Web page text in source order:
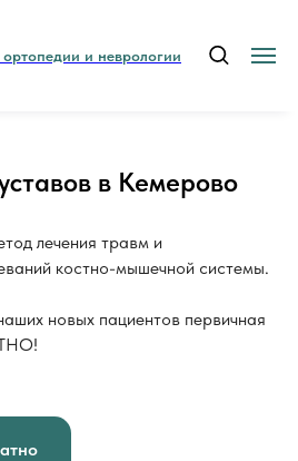
и неврологии
в Кемерово
лечения травм и
костно-мышечной системы.
новых пациентов первичная